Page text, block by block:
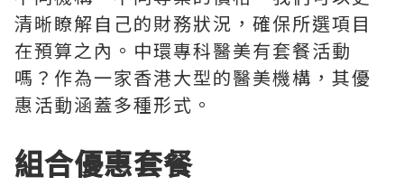
清晰瞭解自己的財務狀況，確保所選項目
在預算之內。中環專科醫美有套餐活動
嗎？作為一家香港大型的醫美機構，其優
惠活動涵蓋多種形式。
組合優惠套餐